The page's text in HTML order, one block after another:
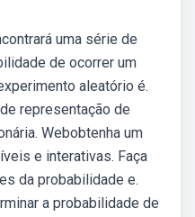
uma série de
de ocorrer um
aleatório é.
representação de
Webobtenha um
e interativas. Faça
da probabilidade e.
a probabilidade de